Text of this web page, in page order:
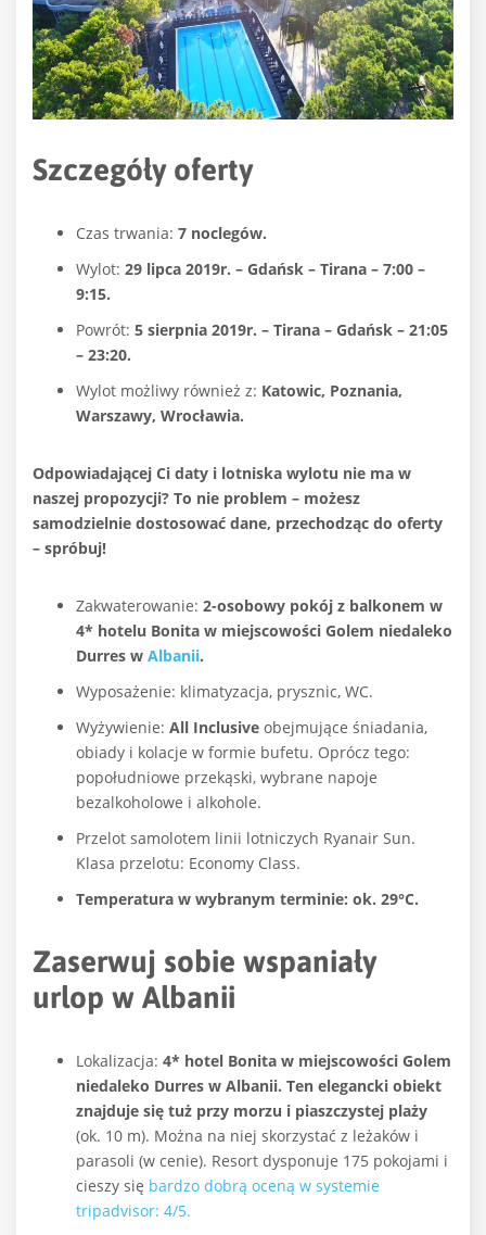
Szczegóły oferty
Czas trwania: 7 noclegów.
Wylot: 29 lipca 2019r. – Gdańsk – Tirana – 7:00 –
9:15.
Powrót: 5 sierpnia 2019r. – Tirana – Gdańsk – 21:05
– 23:20.
Wylot możliwy również z: Katowic, Poznania,
Warszawy, Wrocławia.
Odpowiadającej Ci daty i lotniska wylotu nie ma w
naszej propozycji? To nie problem – możesz
samodzielnie dostosować dane, przechodząc do oferty
– spróbuj!
Zakwaterowanie: 2-osobowy pokój z balkonem w
4* hotelu Bonita w miejscowości Golem niedaleko
Durres w Albanii.
Wyposażenie: klimatyzacja, prysznic, WC.
Wyżywienie: All Inclusive obejmujące śniadania,
obiady i kolacje w formie bufetu. Oprócz tego:
popołudniowe przekąski, wybrane napoje
bezalkoholowe i alkohole.
Przelot samolotem linii lotniczych Ryanair Sun.
Klasa przelotu: Economy Class.
Temperatura w wybranym terminie: ok. 29°C.
Zaserwuj sobie wspaniały
urlop w Albanii
Lokalizacja: 4* hotel Bonita w miejscowości Golem
niedaleko Durres w Albanii. Ten elegancki obiekt
znajduje się tuż przy morzu i piaszczystej plaży
(ok. 10 m). Można na niej skorzystać z leżaków i
parasoli (w cenie). Resort dysponuje 175 pokojami i
cieszy się bardzo dobrą oceną w systemie
tripadvisor: 4/5.